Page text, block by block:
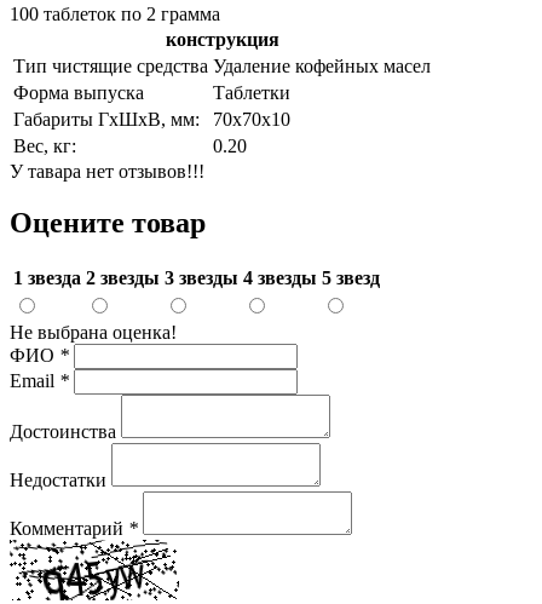
100 таблеток по 2 грамма
конструкция
Тип чистящие средства Удаление кофейных масел
Форма выпуска
Таблетки
Габариты ГхШхВ, мм:
70х70х10
Вес, кг:
0.20
У тавара нет отзывов!!!
Оцените товар
1 звезда 2 звезды 3 звезды 4 звезды 5 звезд
Не выбрана оценка!
ФИО *
Email *
Достоинства
Недостатки
Комментарий *